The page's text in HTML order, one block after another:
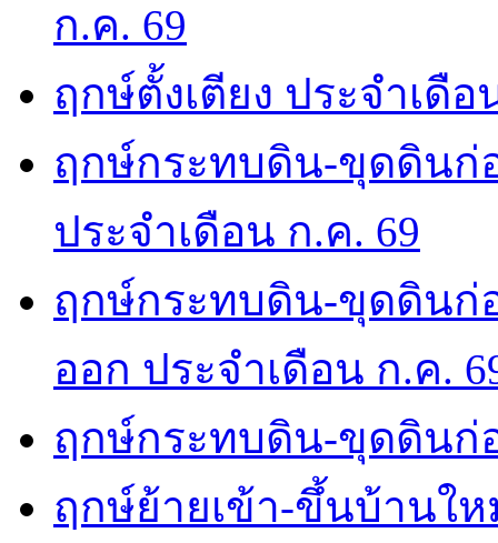
ก.ค. 69
ฤกษ์ตั้งเตียง ประจำเดือ
ฤกษ์กระทบดิน-ขุดดินก่
ประจำเดือน ก.ค. 69
ฤกษ์กระทบดิน-ขุดดินก่
ออก ประจำเดือน ก.ค.
ฤกษ์กระทบดิน-ขุดดินก่
ฤกษ์ย้ายเข้า-ขึ้นบ้านใ